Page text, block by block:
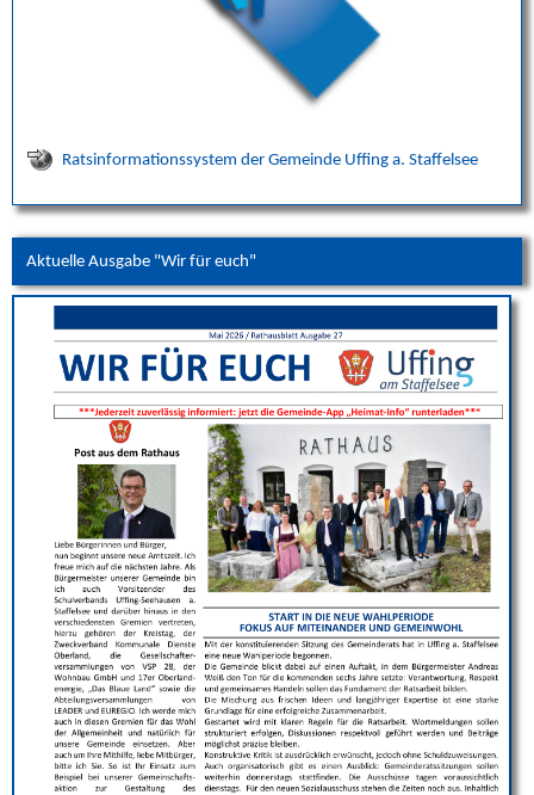
Ratsinformationssystem der Gemeinde Uffing a. Staffelsee
Aktuelle Ausgabe "Wir für euch"